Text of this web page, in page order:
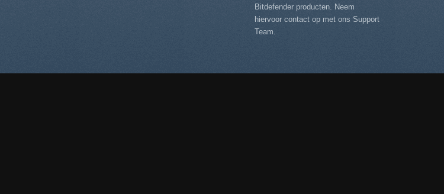
Bitdefender producten. Neem
hiervoor contact op met ons Support
Team.